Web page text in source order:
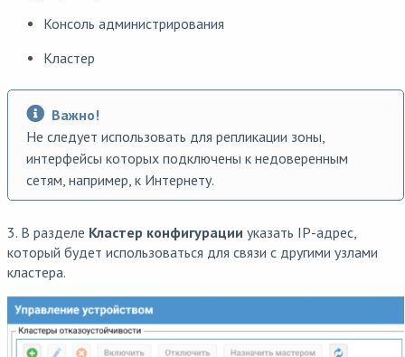
Консоль администрирования
Кластер
Важно!
Не следует использовать для репликации зоны,
интерфейсы которых подключены к недоверенным
сетям, например, к Интернету.
3. В разделе Кластер конфигурации указать IP-адрес,
который будет использоваться для связи с другими узлами
кластера.